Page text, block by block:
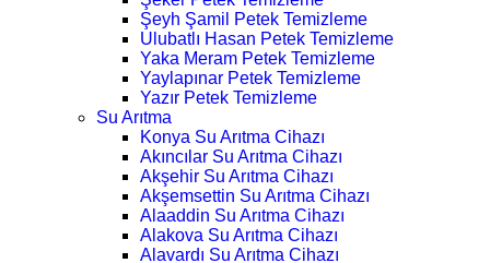
Şeyh Şamil Petek Temizleme
Ulubatlı Hasan Petek Temizleme
Yaka Meram Petek Temizleme
Yaylapınar Petek Temizleme
Yazır Petek Temizleme
Su Arıtma
Konya Su Arıtma Cihazı
Akıncılar Su Arıtma Cihazı
Akşehir Su Arıtma Cihazı
Akşemsettin Su Arıtma Cihazı
Alaaddin Su Arıtma Cihazı
Alakova Su Arıtma Cihazı
Alavardı Su Arıtma Cihazı